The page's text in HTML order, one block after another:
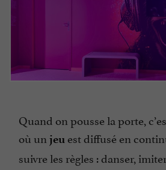
Quand on pousse la porte,
où un jeu est diffusé en
suivre les règles : danser,